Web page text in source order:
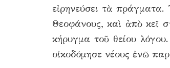
εἰρηνεύσει τὰ
Θεοφάνους, καὶ ἀπὸ κεῖ
κήρυγμα τοῦ θείου
οἰκοδόμησε νέους ἐνῶ